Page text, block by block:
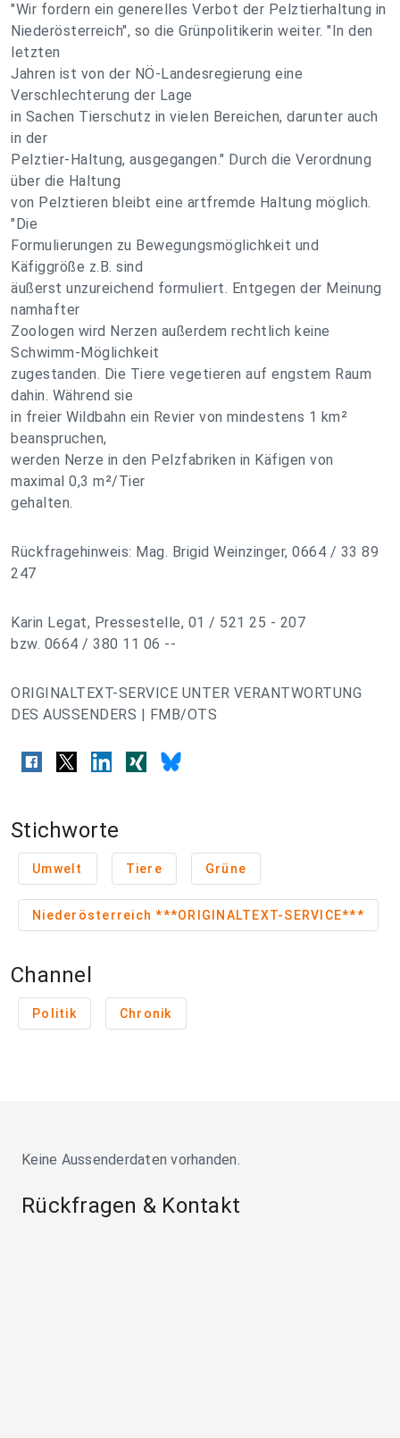
"Wir fordern ein generelles Verbot der Pelztierhaltung in
Niederösterreich", so die Grünpolitikerin weiter. "In den
letzten
Jahren ist von der NÖ-Landesregierung eine
Verschlechterung der Lage
in Sachen Tierschutz in vielen Bereichen, darunter auch
in der
Pelztier-Haltung, ausgegangen." Durch die Verordnung
über die Haltung
von Pelztieren bleibt eine artfremde Haltung möglich.
"Die
Formulierungen zu Bewegungsmöglichkeit und
Käfiggröße z.B. sind
äußerst unzureichend formuliert. Entgegen der Meinung
namhafter
Zoologen wird Nerzen außerdem rechtlich keine
Schwimm-Möglichkeit
zugestanden. Die Tiere vegetieren auf engstem Raum
dahin. Während sie
in freier Wildbahn ein Revier von mindestens 1 km²
beanspruchen,
werden Nerze in den Pelzfabriken in Käfigen von
maximal 0,3 m²/Tier
gehalten.
Rückfragehinweis: Mag. Brigid Weinzinger, 0664 / 33 89
247
Karin Legat, Pressestelle, 01 / 521 25 - 207
bzw. 0664 / 380 11 06 --
ORIGINALTEXT-SERVICE UNTER VERANTWORTUNG
DES AUSSENDERS | FMB/OTS
Stichworte
Umwelt Tiere Grüne
Niederösterreich ***ORIGINALTEXT-SERVICE***
Channel
Politik Chronik
Keine Aussenderdaten vorhanden.
Rückfragen & Kontakt